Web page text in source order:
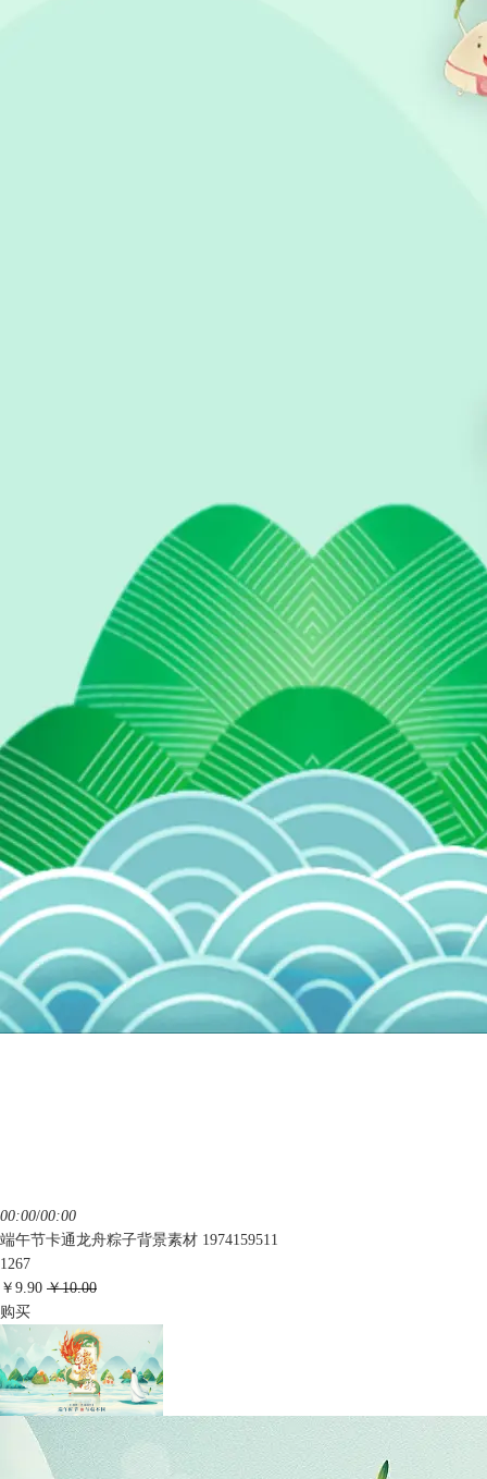
00:00/00:00
端午节卡通龙舟粽子背景素材 1974159511
1267
￥9.90 ￥10.00
购买